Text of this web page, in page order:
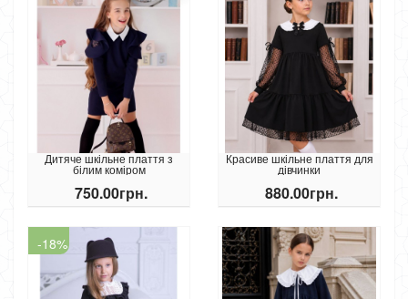
Дитяче шкільне плаття з
білим коміром
750.00грн.
Красиве шкільне плаття для
дівчинки
880.00грн.
-18%